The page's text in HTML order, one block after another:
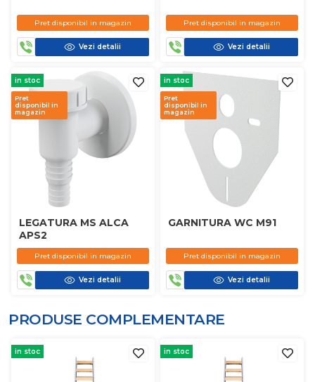
Pret disponibil in magazin
Vezi detalii
Pret disponibil in magazin
Vezi detalii
in stoc
Pret
disponibil in
magazin
LEGATURA MS ALCA
APS2
Pret disponibil in magazin
Vezi detalii
in stoc
Pret
disponibil in
magazin
GARNITURA WC M91
Pret disponibil in magazin
Vezi detalii
PRODUSE COMPLEMENTARE
in stoc in stoc